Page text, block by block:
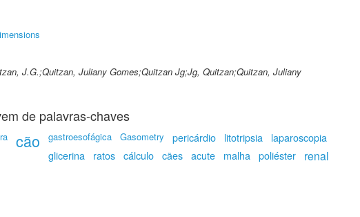
J.G.;Quitzan, Juliany Gomes;Quitzan Jg;Jg, Quitzan;Quitzan, Juliany
de palavras-chaves
cão gastroesofágica Gasometry pericárdio litotripsia
laparoscopia
glicerina
ratos cálculo cães acute malha poliéster renal